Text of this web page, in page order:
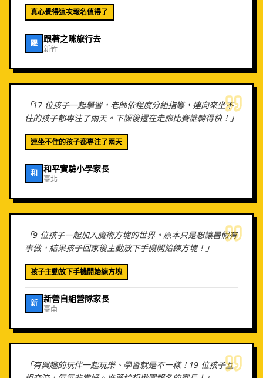
真心覺得這次報名值得了
跟 跟著之咪旅行去
新竹
「17 位孩子一起學習，老師依程度分組指導，連向來坐不
住的孩子都專注了兩天。下課後還在走廊比賽誰轉得快！ 」
連坐不住的孩子都專注了兩天
和 和平實驗小學家長
臺北
「9 位孩子一起加入魔術方塊的世界。原本只是想讓暑假有
事做，結果孩子回家後主動放下手機開始練方塊！ 」
孩子主動放下手機開始練方塊
新 新營自組營隊家長
臺南
「有興趣的玩伴一起玩樂、學習就是不一樣！19 位孩子互